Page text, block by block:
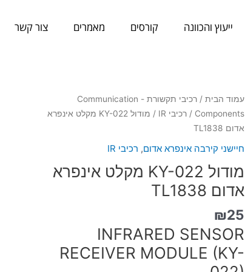
ייעוץ והכוונה קורסים מאמרים צור קשר
עמוד הבית/
רכיבי תקשורת - Communication
Components
/ רכיבי IR
/ מודול KY-022 מקלט אינפרא
אדום TL1838
חיישני קירבה אינפרא אדום, רכיבי IR
מודול KY-022 מקלט אינפרא
אדום TL1838
₪25
INFRARED SENSOR
RECEIVER MODULE (KY-
כמות
של
מודול
מקלט
אינפרא
אדום
TL1838